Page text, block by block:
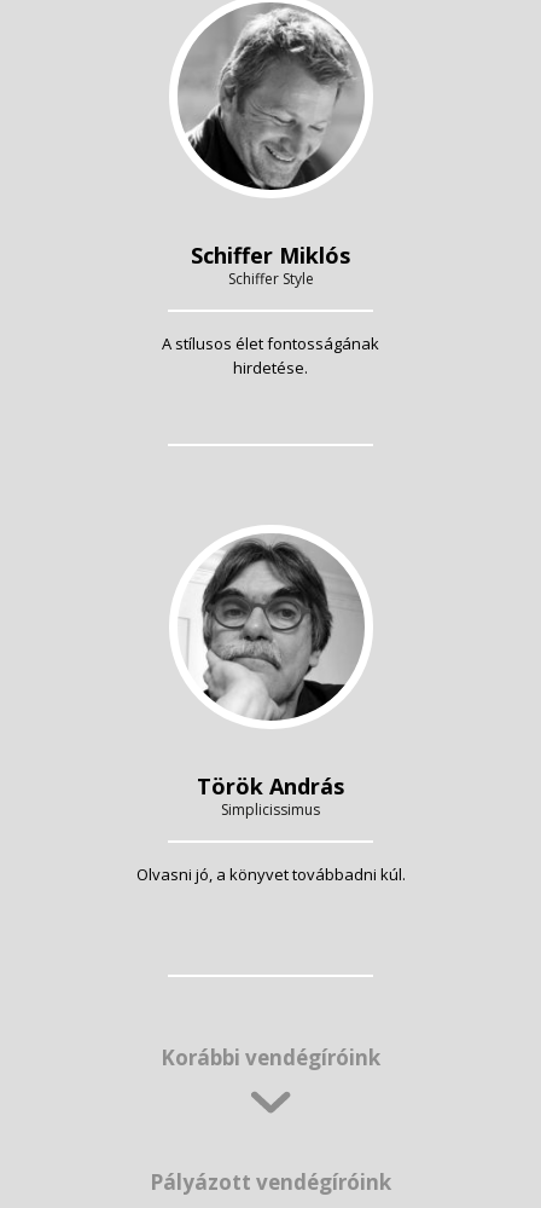
Schiffer Miklós
Schiffer Style
A stílusos élet fontosságának
hirdetése.
Török András
Simplicissimus
Olvasni jó, a könyvet továbbadni kúl.
Korábbi vendégíróink
Pályázott vendégíróink